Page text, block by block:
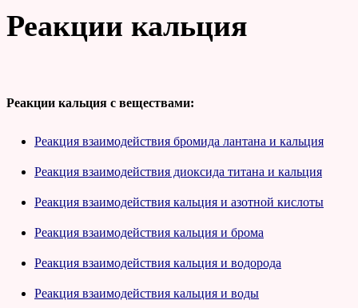
Реакции кальция
Реакции кальция с веществами:
Реакция взаимодействия бромида лантана и кальция
Реакция взаимодействия диоксида титана и кальция
Реакция взаимодействия кальция и азотной кислоты
Реакция взаимодействия кальция и брома
Реакция взаимодействия кальция и водорода
Реакция взаимодействия кальция и воды